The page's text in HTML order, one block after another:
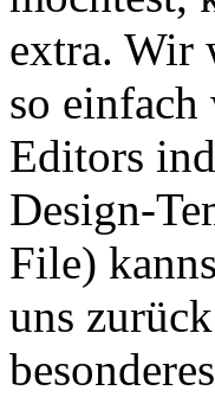
extra. Wir
so
Editors
Design-
File)
uns